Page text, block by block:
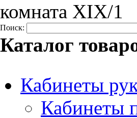
комната XIX/1
Поиск:
Каталог
Кабинеты
Кабинеты